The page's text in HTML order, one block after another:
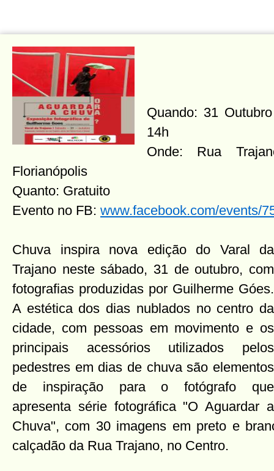
Quando: 31
14h
Onde: Rua
Florianópolis
Quanto: Gratuito
Evento no FB: www.facebook.com/events/
Chuva inspira nova edição do Varal da
Trajano neste sábado, 31 de outubro, com
fotografias produzidas por Guilherme Góes.
A estética dos dias nublados no centro da
cidade, com pessoas em movimento e os
principais acessórios utilizados pelos
pedestres em dias de chuva são elementos
de inspiração para o fotógrafo que
apresenta série fotográfica "O Aguardar a
Chuva", com 30 imagens em preto e
calçadão da Rua Trajano, no Centro.